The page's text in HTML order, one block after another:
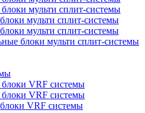
мульти сплит-системы
мульти сплит-системы
мульти сплит-системы
блоки мульти сплит-системы
VRF системы
VRF системы
VRF системы